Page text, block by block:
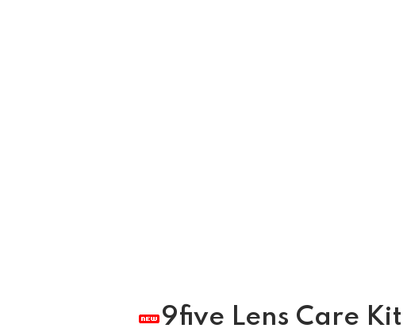
9five Lens Care